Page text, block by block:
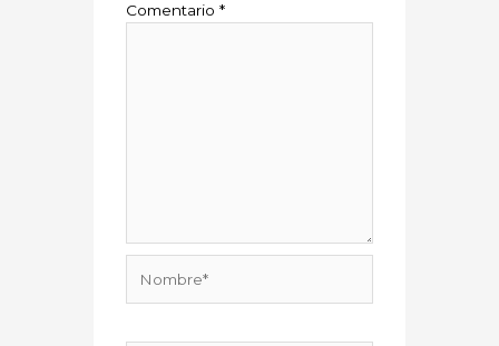
Comentario*